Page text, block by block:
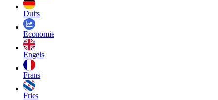
Duits
Economie
Engels
Frans
Fries